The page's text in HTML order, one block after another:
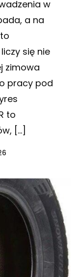
w
a na
się nie
zimowa
pracy pod
to
[…]